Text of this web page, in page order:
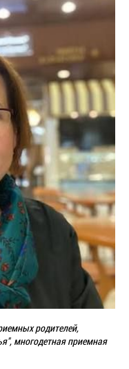
родителей,
многодетная приемная